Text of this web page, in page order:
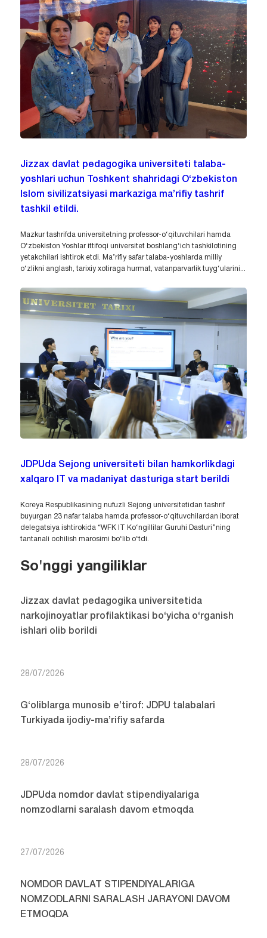
Jizzax davlat pedagogika universiteti talaba-
yoshlari uchun Toshkent shahridagi O‘zbekiston
Islom sivilizatsiyasi markaziga ma’rifiy tashrif
tashkil etildi.
Mazkur tashrifda universitetning professor-o‘qituvchilari hamda
O‘zbekiston Yoshlar ittifoqi universitet boshlang‘ich tashkilotining
yetakchilari ishtirok etdi. Ma’rifiy safar talaba-yoshlarda milliy
o‘zlikni anglash, tarixiy xotiraga hurmat, vatanparvarlik tuyg‘ularini...
JDPUda Sejong universiteti bilan hamkorlikdagi
xalqaro IT va madaniyat dasturiga start berildi
Koreya Respublikasining nufuzli Sejong universitetidan tashrif
buyurgan 23 nafar talaba hamda professor-o‘qituvchilardan iborat
delegatsiya ishtirokida “WFK IT Ko‘ngillilar Guruhi Dasturi”ning
tantanali ochilish marosimi bo‘lib o‘tdi.
So'nggi yangiliklar
Jizzax davlat pedagogika universitetida
narkojinoyatlar profilaktikasi bo‘yicha o‘rganish
ishlari olib borildi
28/07/2026
G‘oliblarga munosib e’tirof: JDPU talabalari
Turkiyada ijodiy-ma’rifiy safarda
28/07/2026
JDPUda nomdor davlat stipendiyalariga
nomzodlarni saralash davom etmoqda
27/07/2026
NOMDOR DAVLAT STIPENDIYALARIGA
NOMZODLARNI SARALASH JARAYONI DAVOM
ETMOQDA